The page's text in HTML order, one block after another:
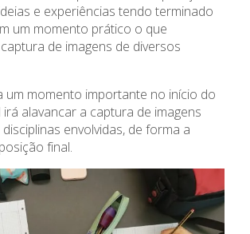
O Colégio
Formativa
Profissional
Ano Letivo
Admissão
e experiências tendo terminado
um momento prático o que
de imagens de diversos
um momento importante no início do
alavancar a captura de imagens
envolvidas, de forma a
final.